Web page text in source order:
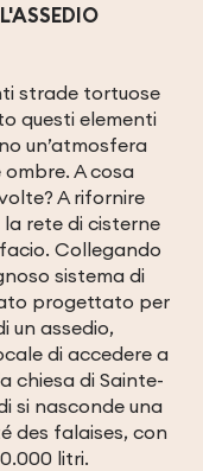
strade tortuose
questi elementi
un’atmosfera
A cosa
A rifornire
rete di cisterne
Collegando
sistema di
progettato per
un assedio,
di accedere a
chiesa di Sainte-
si nasconde una
des falaises, con
litri.